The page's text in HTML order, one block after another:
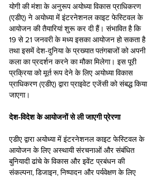
योगी की मंशा के अनुरूप अयोध्या विकास प्राधिकरण
(एडीए) ने अयोध्या में इंटरनेशनल काइट फेस्टिवल के
आयोजन की तैयारियां शुरू कर दी हैं। संभावित है कि
19 से 21 जनवरी के मध्य इसका आयोजन हो सकता है
तथा इसमें देश-दुनिया के प्रख्यात पतंगबाजों को अपनी
कला का प्रदर्शन करने का मौका मिलेगा। इस पूरी
प्रक्रिया को मूर्त रूप देने के लिए अयोध्या विकास
प्राधिकरण (एडीए) द्वारा प्राइवेट एजेंसी को संबद्ध किया
जाएगा।
देश-विदेश के आयोजनों से ली जाएगी प्रेरणा
एडीए द्वारा अयोध्या में इंटरनेशनल काइट फेस्टिवल के
आयोजन के लिए अस्थायी संरचनाओं और संबंधित
बुनियादी ढांचे के विकास और इवेंट प्रबंधन की
संकल्पना, डिजाइन, निष्पादन और पर्यवेक्षण के लिए